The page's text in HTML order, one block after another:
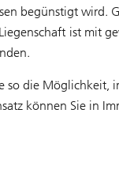
begünstigt wird.
ist mit
so die Möglichkeit,
können Sie in